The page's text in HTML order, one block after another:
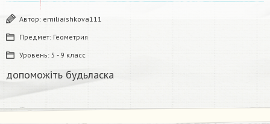
Автор: emiliaishkova111
Предмет: Геометрия
Уровень: 5 - 9 класс
допоможіть будьласка